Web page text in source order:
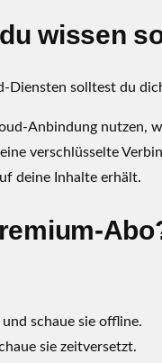
wissen
Diensten solltest du
Anbindung nutzen,
verschlüsselte
deine Inhalte erhält.
schaue sie offline.
sie zeitversetzt.